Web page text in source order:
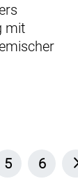
mit
5 6